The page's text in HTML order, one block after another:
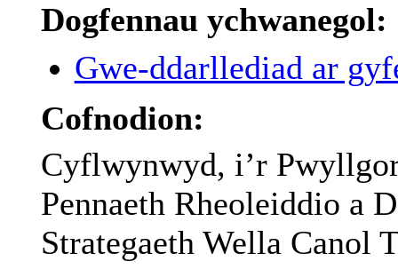
Dogfennau ychwanegol:
Gwe-ddarllediad ar
Cofnodion:
Cyflwynwyd, i’r
Pennaeth Rheoleiddio a
Strategaeth Wella Canol